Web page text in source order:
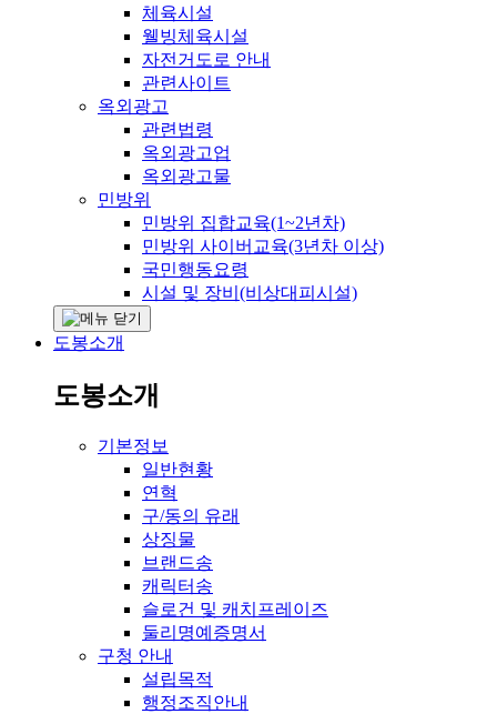
체육시설
웰빙체육시설
자전거도로 안내
관련사이트
옥외광고
관련법령
옥외광고업
옥외광고물
민방위
민방위 집합교육(1~2년차)
민방위 사이버교육(3년차 이상)
국민행동요령
시설 및 장비(비상대피시설)
도봉소개
도봉소개
기본정보
일반현황
연혁
구/동의 유래
상징물
브랜드송
캐릭터송
슬로건 및 캐치프레이즈
둘리명예증명서
구청 안내
설립목적
행정조직안내